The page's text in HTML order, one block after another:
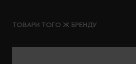
ТОВАРИ ТОГО Ж БРЕНДУ